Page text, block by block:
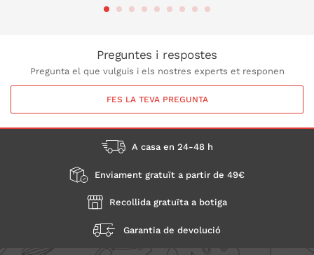
Preguntes i respostes
Pregunta el que vulguis i els nostres experts et responen
FES LA TEVA PREGUNTA
A casa en 24-48 h
Enviament gratuït a partir de 49€
Recollida gratuïta a botiga
Garantia de devolució